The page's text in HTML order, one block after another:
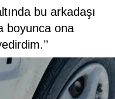
bu arkadaşı
boyunca ona